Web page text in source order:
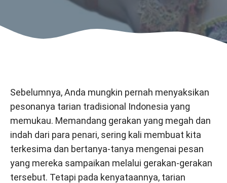
Sebelumnya, Anda mungkin pernah menyaksikan
pesonanya tarian tradisional Indonesia yang
memukau. Memandang gerakan yang megah dan
indah dari para penari, sering kali membuat kita
terkesima dan bertanya-tanya mengenai pesan
yang mereka sampaikan melalui gerakan-gerakan
tersebut. Tetapi pada kenyataannya, tarian